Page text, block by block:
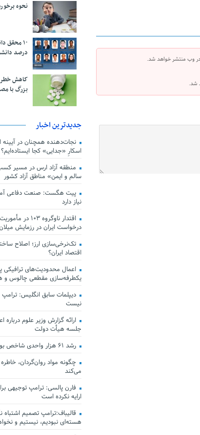
وب منتشر خواهد شد.
شد.
نحوه
درصد
کاهش خطر
بزرگ با
جدیدترین اخبار
اسکارِ «جدایی» کجا ایستاده‌ایم؟
منطقه آزاد ارس در مسیر
سالم و ایمن» مناطق آزاد کشور
پیت هگست: صنعت دفاعی
نیاز دارد
درخواست ایران در رزمایش
تک‌نرخی‌سازی ارز؛ اصلاح
اقتصاد ایران؟
اعمال محدودیت‌های ترافیکی
یکطرفه‌سازی مقطعی چالوس و
دیپلمات سابق انگلیس:‌
نیست
ارائه گزارش وزیر علوم درباره
جلسه هیأت دولت
رشد ۶۱ هزار واحدی شاخص بورس
چگونه مواد روان‌گردان،
می‌کند
فارن پالسی: ترامپ توجیهی
ارایه نکرده است
قالیباف:ترامپ تصمیم اشتباه
هسته‌ای نبودیم، نیستیم و